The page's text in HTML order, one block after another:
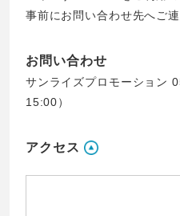
事前にお問い合わせ先へご連
お問い合わせ
サンライズプロモーション
15:00）
アクセス